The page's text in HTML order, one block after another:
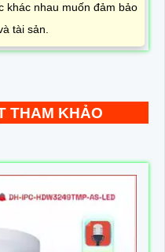
khác nhau muốn đảm bảo
tài sản.
THAM KHẢO